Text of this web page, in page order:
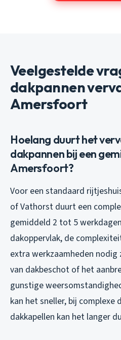
Veelgestelde
dakpannen
Amersfoort
Hoelang duurt het
dakpannen bij een
Amersfoort?
Voor een standaard
of Vathorst duurt een
gemiddeld 2 tot 5
dakoppervlak, de
extra werkzaamheden nodig
van dakbeschot of het
gunstige
kan het sneller, bij complexe
dakkapellen kan het langer